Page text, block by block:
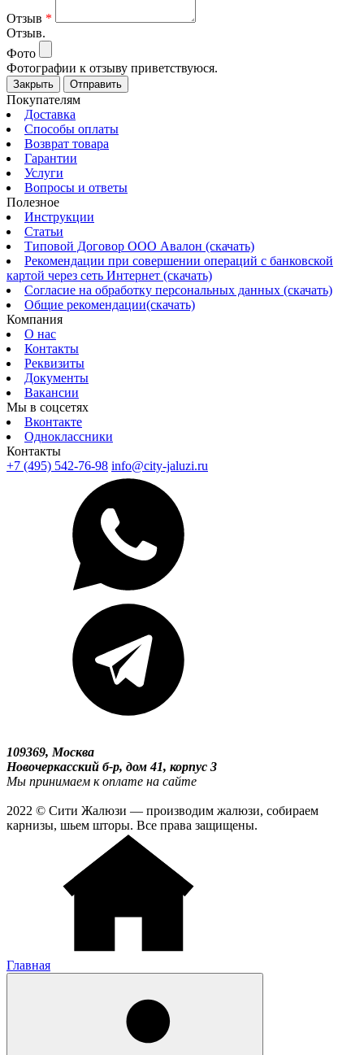
Отзыв *
Отзыв.
Фото
Фотографии к отзыву приветствуюся.
Закрыть Отправить
Покупателям
Доставка
Способы оплаты
Возврат товара
Гарантии
Услуги
Вопросы и ответы
Полезное
Инструкции
Статьи
Типовой Договор ООО Авалон (скачать)
Рекомендации при совершении операций с банковской
картой через сеть Интернет (скачать)
Согласие на обработку персональных данных (скачать)
Общие рекомендации(скачать)
Компания
О нас
Контакты
Реквизиты
Документы
Вакансии
Мы в соцсетях
Вконтакте
Одноклассники
Контакты
+7 (495) 542-76-98 info@city-jaluzi.ru
109369, Москва
Новочеркасский б-р, дом 41, корпус 3
Мы принимаем к оплате на сайте
2022 © Сити Жалюзи — производим жалюзи, собираем
карнизы, шьем шторы. Все права защищены.
Главная